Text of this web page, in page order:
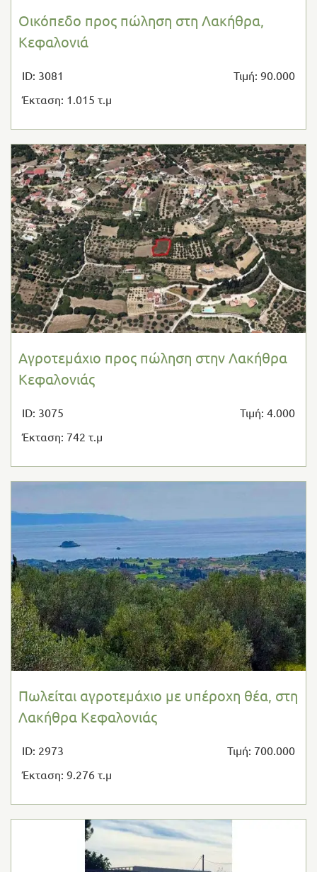
Οικόπεδο προς πώληση στη Λακήθρα,
Κεφαλονιά
ID: 3081
Τιμή: 90.000
Έκταση: 1.015 τ.μ
Αγροτεμάχιο προς πώληση στην Λακήθρα
Κεφαλονιάς
ID: 3075
Τιμή: 4.000
Έκταση: 742 τ.μ
Πωλείται αγροτεμάχιο με υπέροχη θέα, στη
Λακήθρα Κεφαλονιάς
ID: 2973
Τιμή: 700.000
Έκταση: 9.276 τ.μ